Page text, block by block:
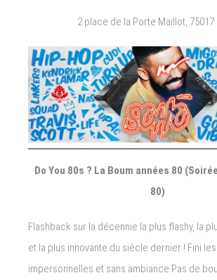
2 place de la Porte Maillot, 75017
Do You 80s ? La Boum années 80
80)
Flashback sur la décennie la plus flashy, la
et la plus innovante du siècle dernier ! Fini
impersonnelles et sans ambiance.Pas de